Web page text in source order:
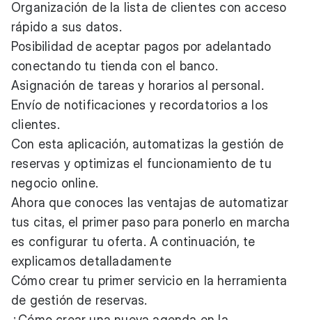
Organización de la lista de clientes con acceso
rápido a sus datos.
Posibilidad de aceptar pagos por adelantado
conectando tu tienda con el banco.
Asignación de tareas y horarios al personal.
Envío de notificaciones y recordatorios a los
clientes.
Con esta aplicación, automatizas la gestión de
reservas y optimizas el funcionamiento de tu
negocio online.
Ahora que conoces las ventajas de automatizar
tus citas, el primer paso para ponerlo en marcha
es configurar tu oferta. A continuación, te
explicamos detalladamente
Cómo crear tu primer servicio en la herramienta
de gestión de reservas.